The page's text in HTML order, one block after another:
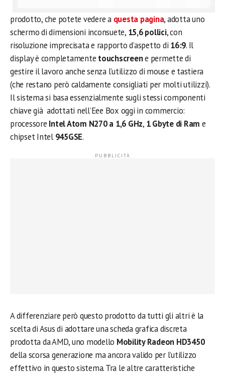
prodotto, che potete vedere a questa pagina, adotta uno
schermo di dimensioni inconsuete, 15,6 pollici, con
risoluzione imprecisata e rapporto d’aspetto di 16:9. Il
display è completamente touchscreene permette di
gestire il lavoro anche senza l’utilizzo di mouse e tastiera
(che restano però caldamente consigliati per molti utilizzi).
Il sistema si basa essenzialmente sugli stessi componenti
chiave già adottati nell’Eee Box oggi in commercio:
processore IntelAtom N270 a 1,6 GHz, 1 Gbyte di Ram e
chipset Intel 945GSE.
A differenziare però questo prodotto da tutti gli altri è la
scelta di Asus di adottare una scheda grafica discreta
prodotta da AMD, uno modello Mobility Radeon HD3450
della scorsa generazione ma ancora valido per l’utilizzo
effettivo in questo sistema. Tra le altre caratteristiche